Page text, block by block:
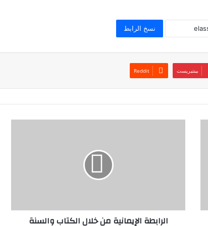
نسخ الرابط
بينتيريست
الرابطة الإيمانية من خلال الكتاب والسنة